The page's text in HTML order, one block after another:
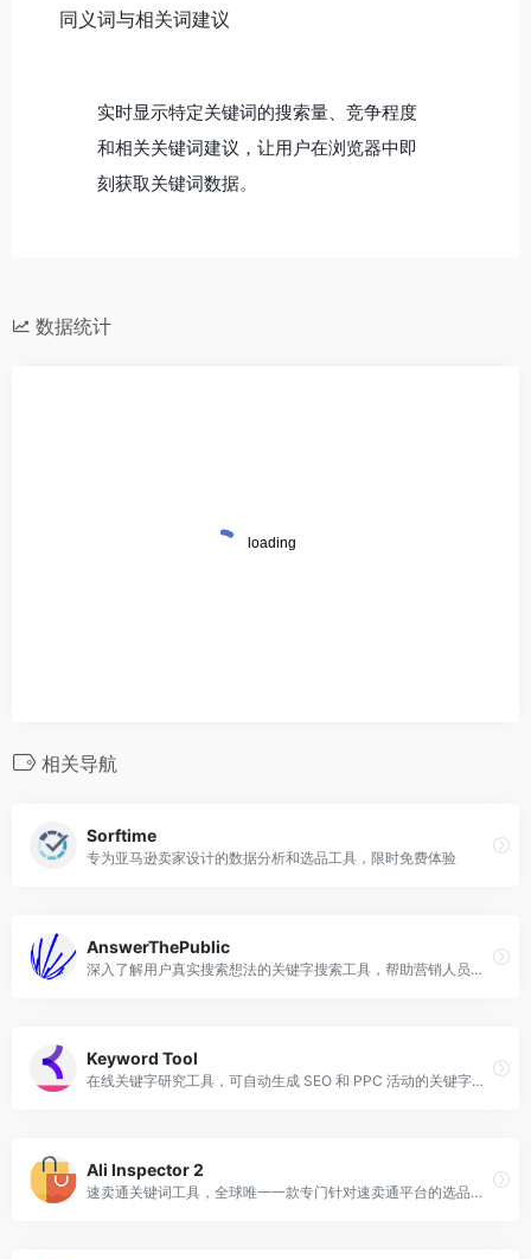
同义词与相关词建议
实时显示特定关键词的搜索量、竞争程度
和相关关键词建议，让用户在浏览器中即
刻获取关键词数据。
数据统计
相关导航
Sorftime
专为亚马逊卖家设计的数据分析和选品工具，限时免费体验
AnswerThePublic
深入了解用户真实搜索想法的关键字搜索工具，帮助营销人员创造高价值内容并做出实时业务决策
Keyword Tool
在线关键字研究工具，可自动生成 SEO 和 PPC 活动的关键字建议
Ali Inspector 2
速卖通关键词工具，全球唯一一款专门针对速卖通平台的选品工具